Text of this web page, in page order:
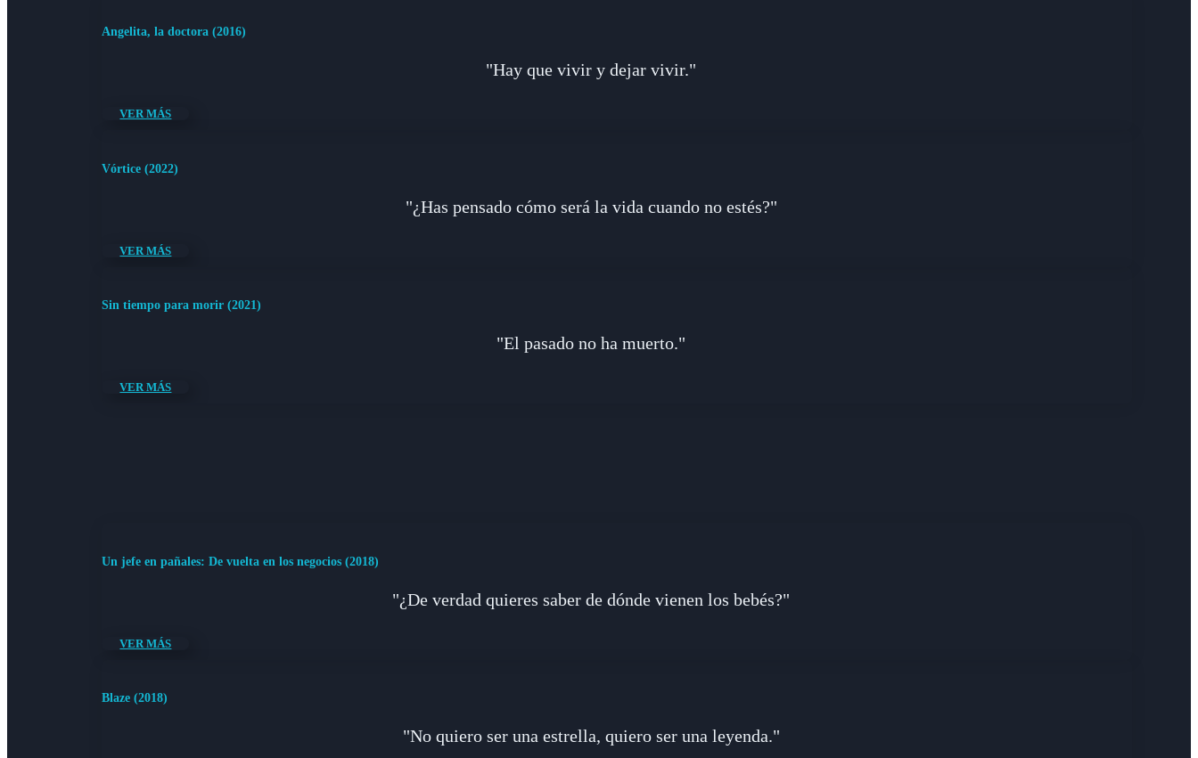
Angelita, la doctora (2016)
"Hay que vivir y dejar vivir."
VER MÁS
Vórtice (2022)
"¿Has pensado cómo será la vida cuando no estés?"
VER MÁS
Sin tiempo para morir (2021)
"El pasado no ha muerto."
VER MÁS
Un jefe en pañales: De vuelta en los negocios (2018)
"¿De verdad quieres saber de dónde vienen los bebés?"
VER MÁS
Blaze (2018)
"No quiero ser una estrella, quiero ser una leyenda."